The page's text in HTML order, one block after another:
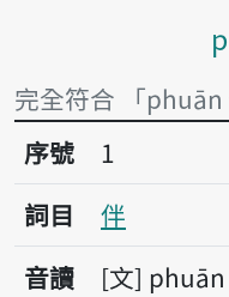
完全符合 「phuān
序號1伴
序號
1
詞目
伴
音讀
文 phuān